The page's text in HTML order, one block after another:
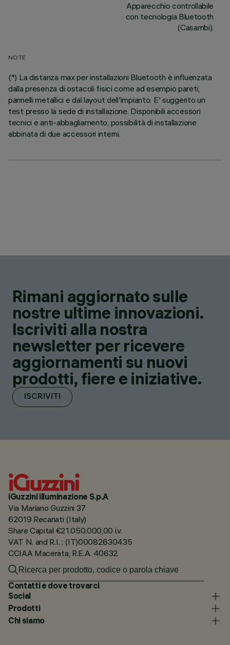
Apparecchio controllabile
con tecnologia Bluetooth
(Casambi).
NOTE
(*) La distanza max per installazioni Bluetooth è influenzata
dalla presenza di ostacoli fisici come ad esempio pareti,
pannelli metallici e dal layout dell'impianto. E' suggerito un
test presso la sede di installazione. Disponibili accessori
tecnici e anti-abbagliamento; possibilità di installazione
abbinata di due accessori interni.
Rimani aggiornato sulle
nostre ultime innovazioni.
Iscriviti alla nostra
newsletter per ricevere
aggiornamenti su nuovi
prodotti, fiere e iniziative.
ISCRIVITI
iGuzzini illuminazione S.p.A
Via Mariano Guzzini 37
62019 Recanati (Italy)
Share Capital €21.050.000,00 i.v.
VAT N. and R.I. : (IT)00082630435
CCIAA Macerata, R.E.A. 40632
Contatti e dove trovarci
Social
Prodotti
Chi siamo